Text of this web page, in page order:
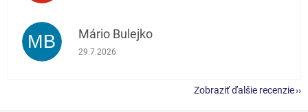
MB Mário Bulejko
Hodnotenie obchodu je 5 z 5 hviezdičiek.
29.7.2026
Zobraziť ďalšie recenzie